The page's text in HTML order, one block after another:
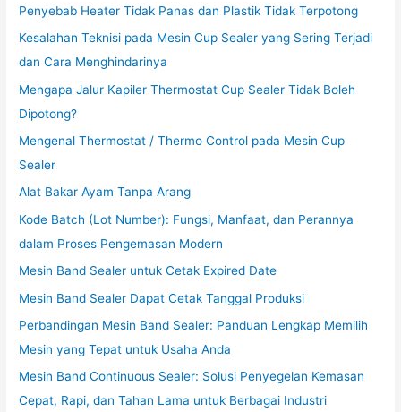
Penyebab Heater Tidak Panas dan Plastik Tidak Terpotong
Kesalahan Teknisi pada Mesin Cup Sealer yang Sering Terjadi
dan Cara Menghindarinya
Mengapa Jalur Kapiler Thermostat Cup Sealer Tidak Boleh
Dipotong?
Mengenal Thermostat / Thermo Control pada Mesin Cup
Sealer
Alat Bakar Ayam Tanpa Arang
Kode Batch (Lot Number): Fungsi, Manfaat, dan Perannya
dalam Proses Pengemasan Modern
Mesin Band Sealer untuk Cetak Expired Date
Mesin Band Sealer Dapat Cetak Tanggal Produksi
Perbandingan Mesin Band Sealer: Panduan Lengkap Memilih
Mesin yang Tepat untuk Usaha Anda
Mesin Band Continuous Sealer: Solusi Penyegelan Kemasan
Cepat, Rapi, dan Tahan Lama untuk Berbagai Industri